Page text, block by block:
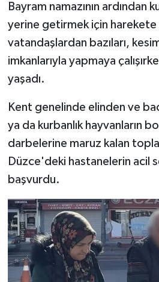
Bayram namazının ardından
yerine getirmek için harekete
vatandaşlardan bazıları,
imkanlarıyla yapmaya
yaşadı.
Kent genelinde elinden ve
ya da kurbanlık hayvanların
darbelerine maruz kalan
Düzce'deki hastanelerin acil
başvurdu.